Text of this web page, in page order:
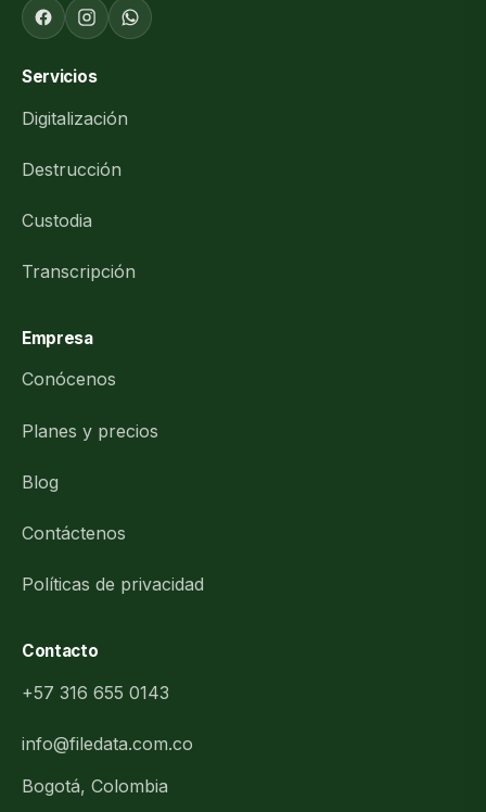
Servicios
Digitalización
Destrucción
Custodia
Transcripción
Empresa
Conócenos
Planes y precios
Blog
Contáctenos
Políticas de privacidad
Contacto
+57 316 655 0143
info@filedata.com.co
Bogotá, Colombia